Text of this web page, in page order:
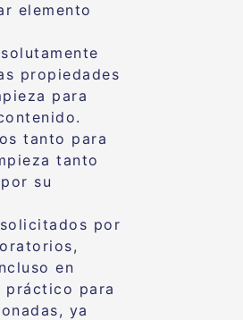
elemento
propiedades
para
tanto para
tanto
su
por
en
práctico para
ya